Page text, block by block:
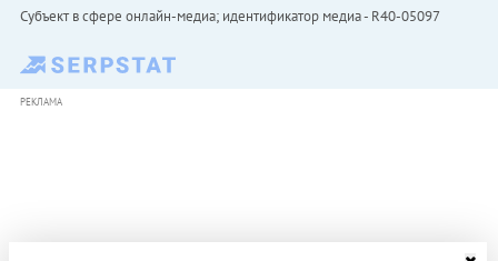
Субъект в сфере онлайн-медиа; идентификатор медиа - R40-05097
РЕКЛАМА